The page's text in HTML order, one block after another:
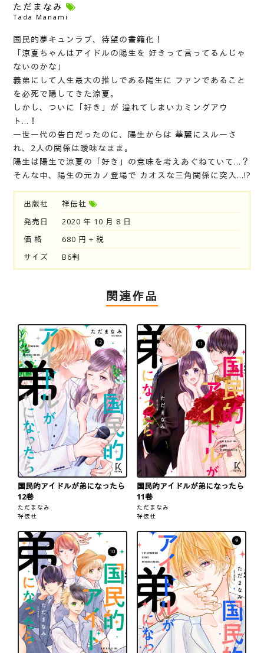
ただまなみ
Tada Manami
国民的夢キュンラブ、待望の書籍化！
「涼夏ちゃんはアイドルの陽生を 好きって言ってるんじゃ
ないのかな」
義弟にして人生最大の推しである陽生に ファンであること
を必死で隠してきた涼夏。
しかし、ついに「好き」が 溢れてしまいカミングアウ
ト…！
一世一代の告白だったのに、陽生からは 華麗にスルーさ
れ、2人の関係は曖昧なまま。
陽生は陽生で涼夏の「好き」の意味を考えあぐねていて…？
そんな中、陽生の元カノ登場で カオスな三角関係に突入…!?
出版社
祥伝社
発売日
2020 年 10 月 8 日
価 格
680 円 + 税
サイズ
B6判
関連作品
国民的アイドルが弟になったら
12巻
ただまなみ
祥伝社
国民的アイドルが弟になったら
11巻
ただまなみ
祥伝社